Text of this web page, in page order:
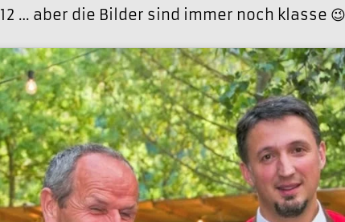
… aber die Bilder sind immer noch klasse